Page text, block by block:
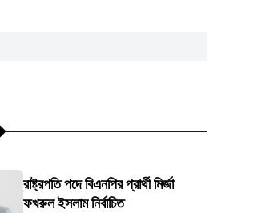
রাষ্ট্রপতি পদে বিএনপির প্রার্থী মির্জা
ফখরুল ইসলাম নির্বাচিত